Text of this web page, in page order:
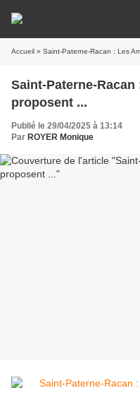
Accueil » Saint-Paterne-Racan : Les
Saint-Paterne-
proposent ...
Publié le 29/04/2025 à 13:14
Par ROYER Monique